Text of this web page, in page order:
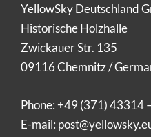
YellowSky Deutschland
Historische Holzhalle
Zwickauer Str. 135
09116 Chemnitz /
Phone:+49 (371) 43314
E-mail: